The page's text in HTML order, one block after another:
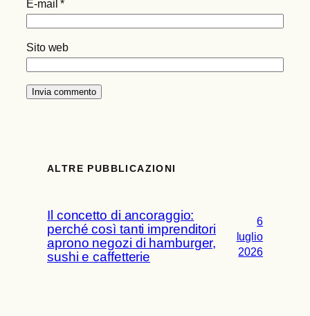
E-mail*
Sito web
ALTRE PUBBLICAZIONI
Il concetto di ancoraggio:
perché così tanti imprenditori
aprono negozi di hamburger,
sushi e caffetterie
6
luglio
2026